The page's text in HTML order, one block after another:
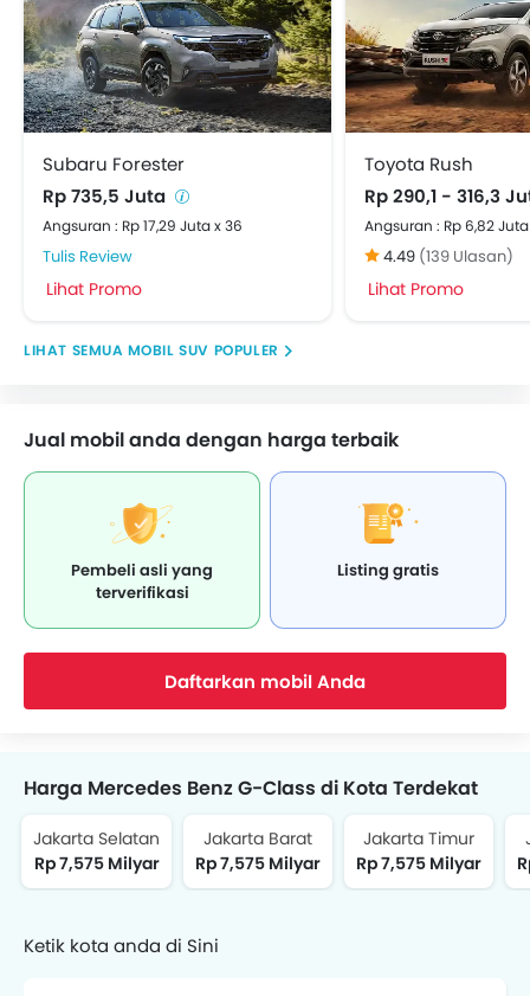
Subaru Forester
Rp 735,5 Juta
Angsuran : Rp 17,29 Juta x 36
Tulis Review
Lihat Promo
Toyota Rush
Rp 290,1 - 316,3
Angsuran : Rp 6,82
4.49 (139 Ulasan)
Lihat Promo
MOBIL SUV POPULER
Jual mobil anda dengan harga terbaik
Pembeli asli yang
terverifikasi
Listing gratis
Daftarkan mobil Anda
Harga Mercedes Benz G-Class di Kota Terdekat
Jakarta Selatan
Rp 7,575 Milyar
Jakarta Barat
Rp 7,575 Milyar
Jakarta Timur
Rp 7,575 Milyar
Ketik kota anda di Sini